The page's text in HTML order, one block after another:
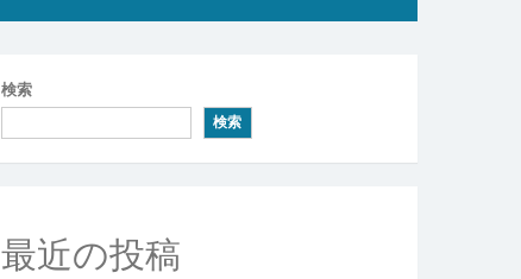
検索
検索
最近の投稿